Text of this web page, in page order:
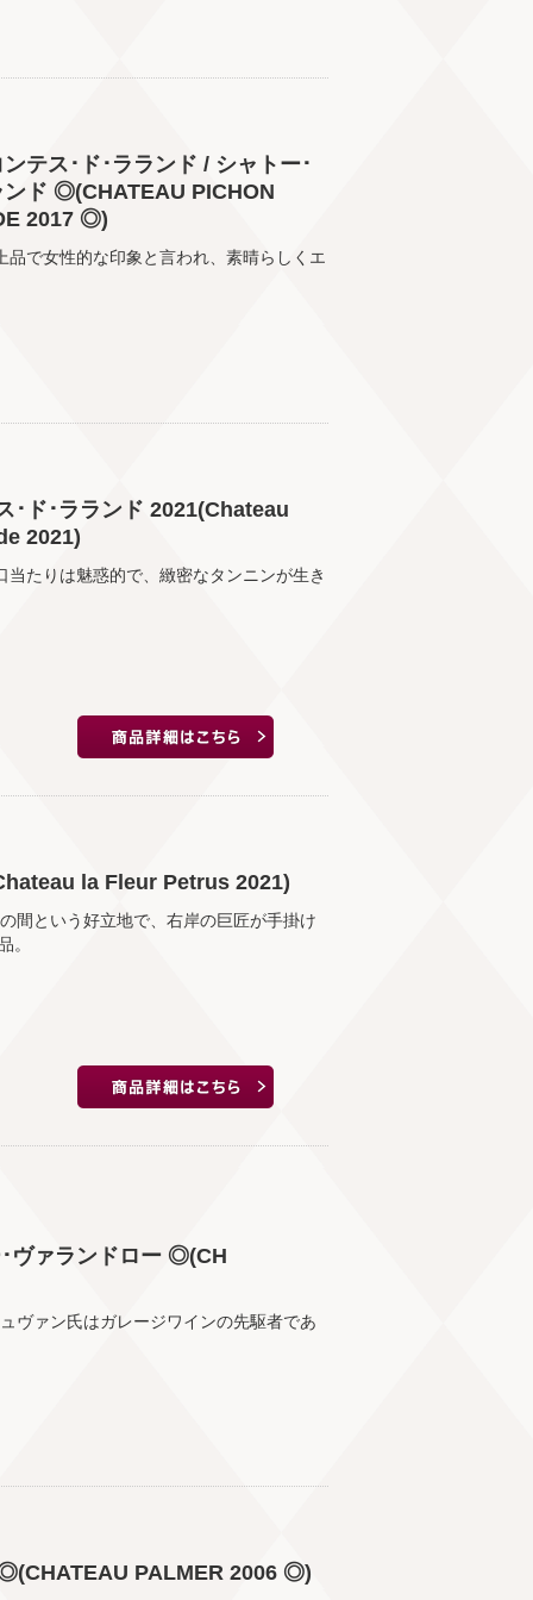
テス･ド･ラランド / シャトー･
ンド ◎(CHATEAU PICHON
2017 ◎)
で女性的な印象と言われ、素晴らしくエ
･ド･ラランド 2021(Chateau
2021)
たりは魅惑的で、緻密なタンニンが生き
la Fleur Petrus 2021)
間という好立地で、右岸の巨匠が手掛け
。
ヴァランドロー ◎(CH
ヴァン氏はガレージワインの先駆者であ
PALMER 2006 ◎)